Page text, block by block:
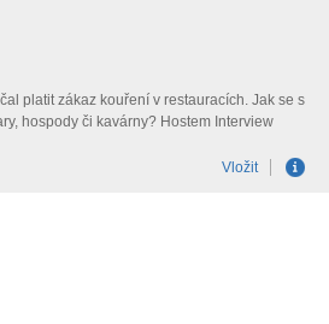
platit zákaz kouření v restauracích. Jak se s
hospody či kavárny? Hostem Interview
Vložit